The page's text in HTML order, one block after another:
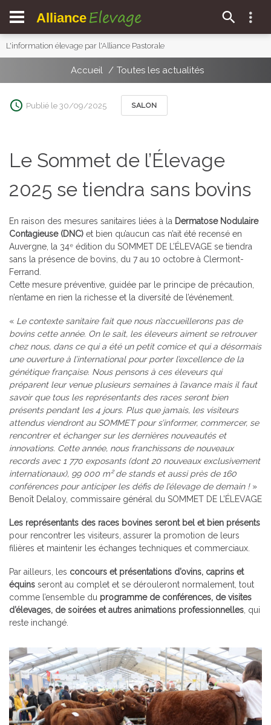
Alliance Elevage
L'information élevage par l'Alliance Pastorale
Accueil Toutes les actualités
Publié le 30/09/2025 SALON
Le Sommet de l’Élevage
2025 se tiendra sans bovins
En raison des mesures sanitaires liées à la Dermatose Nodulaire
Contagieuse (DNC) et bien qu’aucun cas n’ait été recensé en
Auvergne, la 34e édition du SOMMET DE L’ÉLEVAGE se tiendra
sans la présence de bovins, du 7 au 10 octobre à Clermont-
Ferrand.
Cette mesure préventive, guidée par le principe de précaution,
n’entame en rien la richesse et la diversité de l’événement.
« Le contexte sanitaire fait que nous n’accueillerons pas de
bovins cette année. On le sait, les éleveurs aiment se retrouver
chez nous, dans ce qui a été un petit comice et qui a désormais
une ouverture à l’international pour porter l’excellence de la
génétique française. Nous pensons à ces éleveurs qui
préparent leur venue plusieurs semaines à l’avance mais il faut
savoir que tous les représentants des races seront bien
présents pendant les 4 jours. Plus que jamais, les visiteurs
attendus viendront au SOMMET pour s’informer, commercer, se
rencontrer et échanger sur les dernières nouveautés et
innovations. Cette année, nous franchissons de nouveaux
records avec 1 770 exposants (dont 20 nouveaux exclusivement
internationaux), 99 000 m² de stands et aussi près de 160
conférences pour anticiper les défis de l’élevage de demain ! »
Benoît Delaloy, commissaire général du SOMMET DE L’ÉLEVAGE
Les représentants des races bovines seront bel et bien présents
pour rencontrer les visiteurs, assurer la promotion de leurs
filières et maintenir les échanges techniques et commerciaux.
Par ailleurs, les concours et présentations d’ovins, caprins et
équins seront au complet et se dérouleront normalement, tout
comme l’ensemble du programme de conférences, de visites
d’élevages, de soirées et autres animations professionnelles , qui
reste inchangé.